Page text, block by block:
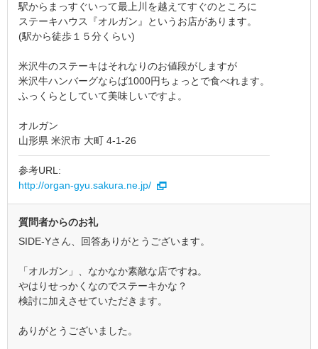
駅からまっすぐいって最上川を越えてすぐのところに
ステーキハウス『オルガン』というお店があります。
(駅から徒歩１５分くらい)
米沢牛のステーキはそれなりのお値段がしますが
米沢牛ハンバーグならば1000円ちょっとで食べれます。
ふっくらとしていて美味しいですよ。
オルガン
山形県 米沢市 大町 4-1-26
参考URL:
http://organ-gyu.sakura.ne.jp/
質問者からのお礼
SIDE-Yさん、回答ありがとうございます。
「オルガン」、なかなか素敵な店ですね。
やはりせっかくなのでステーキかな？
検討に加えさせていただきます。
ありがとうございました。